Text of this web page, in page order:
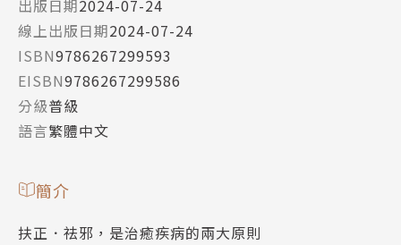
出版日期2024-07-24
線上出版日期2024-07-24
ISBN9786267299593
EISBN9786267299586
分級普級
語言繁體中文
簡介
扶正．祛邪，是治癒疾病的兩大原則